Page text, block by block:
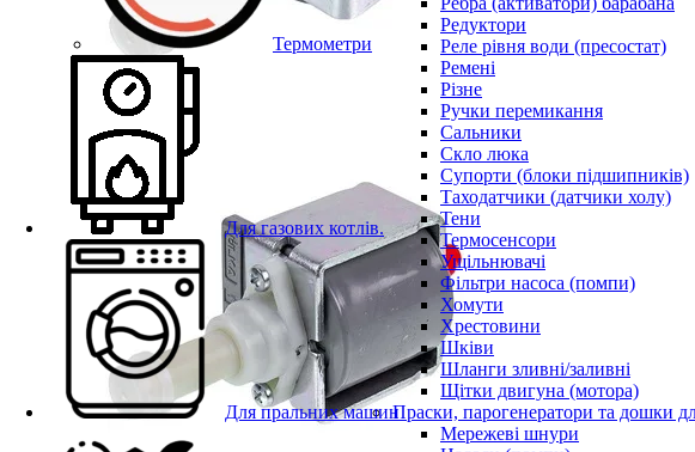
Редуктори
Реле рівня води (пресостат)
Ремені
Різне
Ручки перемикання
Сальники
Скло люка
Супорти (блоки підшипників)
Таходатчики (датчики холу)
Тени
Термосенсори
Ущільнювачі
Фільтри насоса (помпи)
Хомути
Хрестовини
Шківи
Шланги зливні/заливні
Щітки двигуна (мотора)
Праски, парогенератори та дошки
Мережеві шнури
Термометри
Для газових котлів.
Для пральних машин